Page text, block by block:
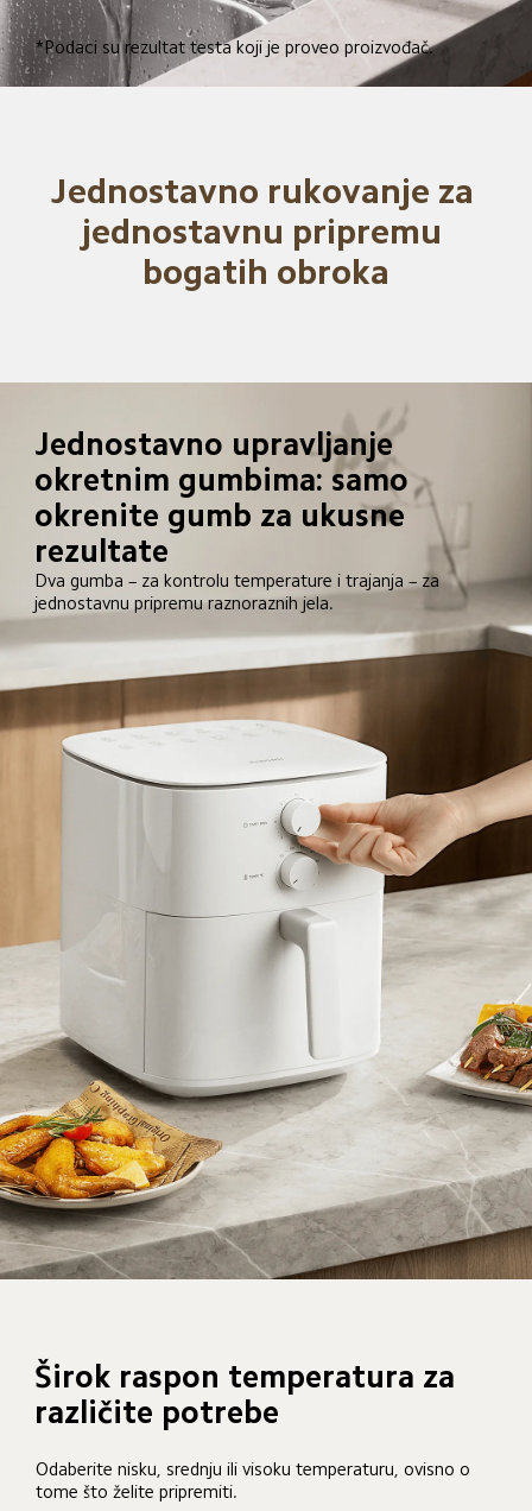
*Podaci su rezultat testa koji je proveo proizvođač.
Jednostavno rukovanje za
jednostavnu pripremu
bogatih obroka
Jednostavno upravljanje
okretnim gumbima: samo
okrenite gumb za ukusne
rezultate
Dva gumba – za kontrolu temperature i trajanja – za
jednostavnu pripremu raznoraznih jela.
Širok raspon temperatura za
različite potrebe
Odaberite nisku, srednju ili visoku temperaturu, ovisno o
tome što želite pripremiti.